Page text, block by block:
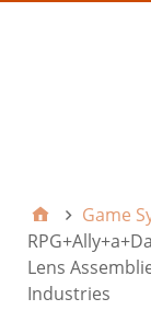
Game
Lens
Industries